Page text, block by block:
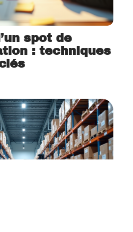
spot de
: techniques